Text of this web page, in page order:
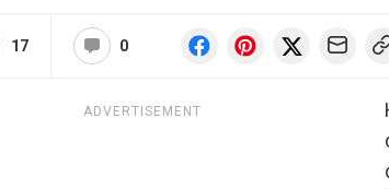
17 0
ADVERTISEMENT